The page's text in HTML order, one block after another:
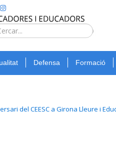
Type 2
for
results.
Cerca
Defensa Formació
del CEESC a Girona Lleure i